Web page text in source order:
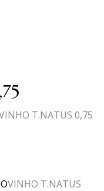
T.NATUS 0,75
VINHO T.NATUS